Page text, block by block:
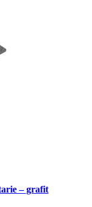
– grafit